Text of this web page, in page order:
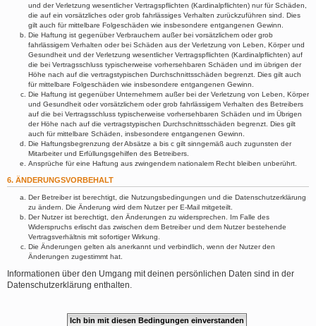
und der Verletzung wesentlicher Vertragspflichten (Kardinalpflichten) nur für Schäden,
die auf ein vorsätzliches oder grob fahrlässiges Verhalten zurückzuführen sind. Dies
gilt auch für mittelbare Folgeschäden wie insbesondere entgangenen Gewinn.
Die Haftung ist gegenüber Verbrauchern außer bei vorsätzlichem oder grob
fahrlässigem Verhalten oder bei Schäden aus der Verletzung von Leben, Körper und
Gesundheit und der Verletzung wesentlicher Vertragspflichten (Kardinalpflichten) auf
die bei Vertragsschluss typischerweise vorhersehbaren Schäden und im übrigen der
Höhe nach auf die vertragstypischen Durchschnittsschäden begrenzt. Dies gilt auch
für mittelbare Folgeschäden wie insbesondere entgangenen Gewinn.
Die Haftung ist gegenüber Unternehmern außer bei der Verletzung von Leben, Körper
und Gesundheit oder vorsätzlichem oder grob fahrlässigem Verhalten des Betreibers
auf die bei Vertragsschluss typischerweise vorhersehbaren Schäden und im Übrigen
der Höhe nach auf die vertragstypischen Durchschnittsschäden begrenzt. Dies gilt
auch für mittelbare Schäden, insbesondere entgangenen Gewinn.
Die Haftungsbegrenzung der Absätze a bis c gilt sinngemäß auch zugunsten der
Mitarbeiter und Erfüllungsgehilfen des Betreibers.
Ansprüche für eine Haftung aus zwingendem nationalem Recht bleiben unberührt.
6. ÄNDERUNGSVORBEHALT
Der Betreiber ist berechtigt, die Nutzungsbedingungen und die Datenschutzerklärung
zu ändern. Die Änderung wird dem Nutzer per E-Mail mitgeteilt.
Der Nutzer ist berechtigt, den Änderungen zu widersprechen. Im Falle des
Widerspruchs erlischt das zwischen dem Betreiber und dem Nutzer bestehende
Vertragsverhältnis mit sofortiger Wirkung.
Die Änderungen gelten als anerkannt und verbindlich, wenn der Nutzer den
Änderungen zugestimmt hat.
Informationen über den Umgang mit deinen persönlichen Daten sind in der
Datenschutzerklärung enthalten.